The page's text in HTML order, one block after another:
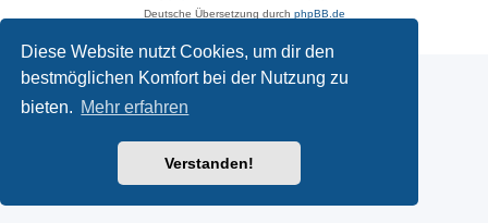
Diese Website nutzt Cookies, um dir den
bestmöglichen Komfort bei der Nutzung zu
bieten. Mehr erfahren
Verstanden!
Deutsche Übersetzung durch phpBB.de